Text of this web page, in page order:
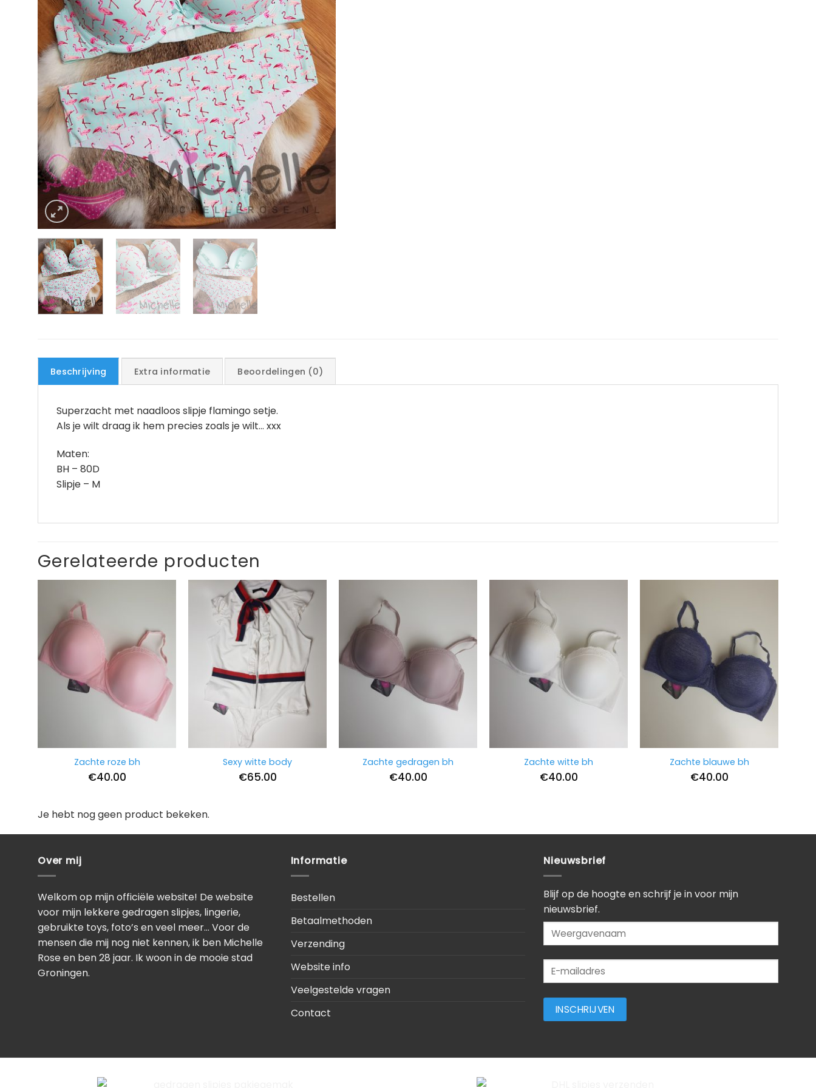
Beschrijving Extra informatie Beoordelingen (0)
Superzacht met naadloos slipje flamingo setje.
Als je wilt draag ik hem precies zoals je wilt… xxx
Maten:
BH – 80D
Slipje – M
Gerelateerde producten
Zachte roze bh
€40.00
Sexy witte body
€65.00
Zachte gedragen bh
€40.00
Zachte witte bh
€40.00
Zachte blauwe bh
€40.00
Je hebt nog geen product bekeken.
Over mij
Welkom op mijn officiële website! De website
voor mijn lekkere gedragen slipjes, lingerie,
gebruikte toys, foto’s en veel meer… Voor de
mensen die mij nog niet kennen, ik ben Michelle
Rose en ben 28 jaar. Ik woon in de mooie stad
Groningen.
Informatie
Bestellen
Betaalmethoden
Verzending
Website info
Veelgestelde vragen
Contact
Nieuwsbrief
Blijf op de hoogte en schrijf je in voor mijn
nieuwsbrief.